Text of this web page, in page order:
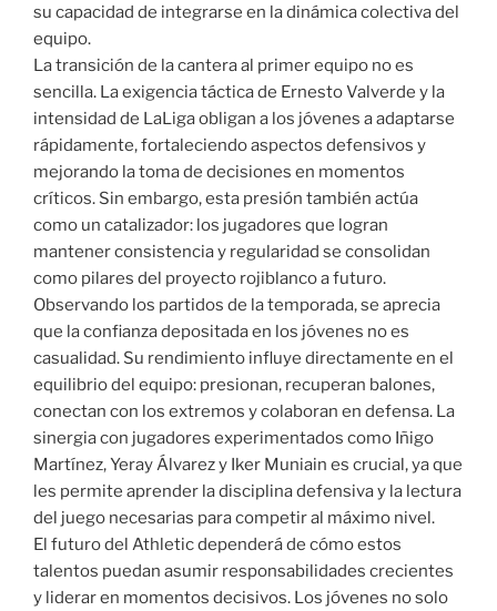
su capacidad de integrarse en la dinámica colectiva del
equipo.
La transición de la cantera al primer equipo no es
sencilla. La exigencia táctica de Ernesto Valverde y la
intensidad de LaLiga obligan a los jóvenes a adaptarse
rápidamente, fortaleciendo aspectos defensivos y
mejorando la toma de decisiones en momentos
críticos. Sin embargo, esta presión también actúa
como un catalizador: los jugadores que logran
mantener consistencia y regularidad se consolidan
como pilares del proyecto rojiblanco a futuro.
Observando los partidos de la temporada, se aprecia
que la confianza depositada en los jóvenes no es
casualidad. Su rendimiento influye directamente en el
equilibrio del equipo: presionan, recuperan balones,
conectan con los extremos y colaboran en defensa. La
sinergia con jugadores experimentados como Iñigo
Martínez, Yeray Álvarez y Iker Muniain es crucial, ya que
les permite aprender la disciplina defensiva y la lectura
del juego necesarias para competir al máximo nivel.
El futuro del Athletic dependerá de cómo estos
talentos puedan asumir responsabilidades crecientes
y liderar en momentos decisivos. Los jóvenes no solo